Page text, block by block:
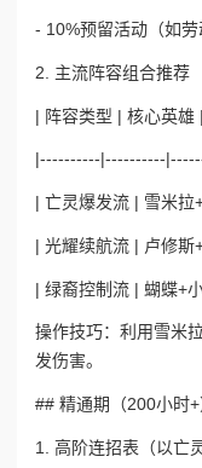
- 10%预留活动（如劳
2. 主流阵容组合推荐
| 阵容类型 | 核心英雄
|----------|----------
| 亡灵爆发流 | 雪米拉
| 光耀续航流 | 卢修斯
| 绿裔控制流 | 蝴蝶+
操作技巧：利用雪米
发伤害。
## 精通期（200小时
1. 高阶连招表（以亡